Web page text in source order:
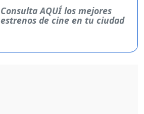
Consulta AQUÍ los mejores
estrenos de cine en tu ciudad